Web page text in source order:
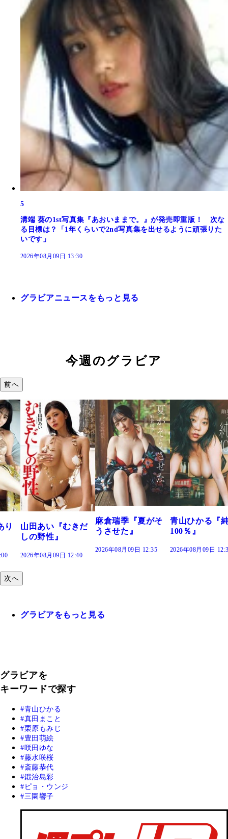
5
溝端 葵の1st写真集『あおいままで。』が発売即重版！ 次な
る目標は？「1年くらいで2nd写真集を出せるように頑張りた
いです」
2026年08月09日 13:30
グラビアニュースをもっと見る
今週のグラビア
前へ
きだ
麻倉瑞季『夏がそ
うさせた』
青山ひかる『純度
100％』
2026年08月09日 12:30
溝端 葵『も
つの、あお
で。』
2026年08月09日
次へ
グラビアをもっと見る
グラビアを
キーワードで探す
青山ひかる
真田まこと
栗原もみじ
豊田萌絵
咲田ゆな
藤水咲桜
斎藤恭代
鍛治島彩
ピョ・ウンジ
三園響子